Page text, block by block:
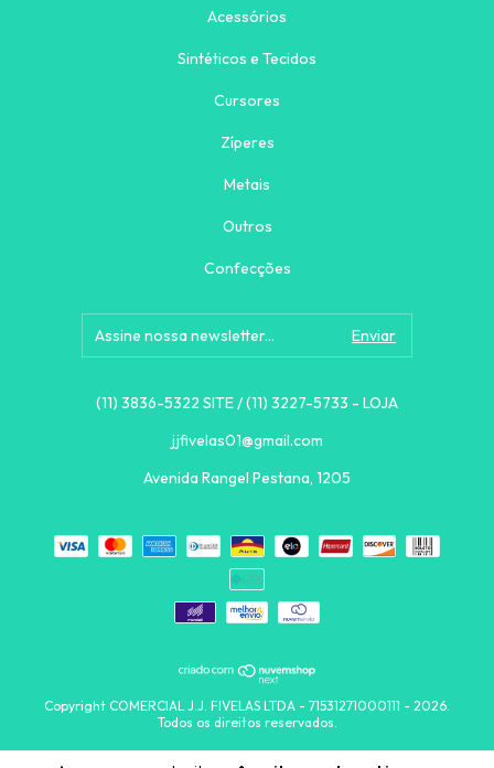
Acessórios
Sintéticos e Tecidos
Cursores
Zíperes
Metais
Outros
Confecções
(11) 3836-5322 SITE / (11) 3227-5733 - LOJA
jjfivelas01@gmail.com
Avenida Rangel Pestana, 1205
Copyright COMERCIAL J.J. FIVELAS LTDA - 71531271000111 - 2026.
Todos os direitos reservados.